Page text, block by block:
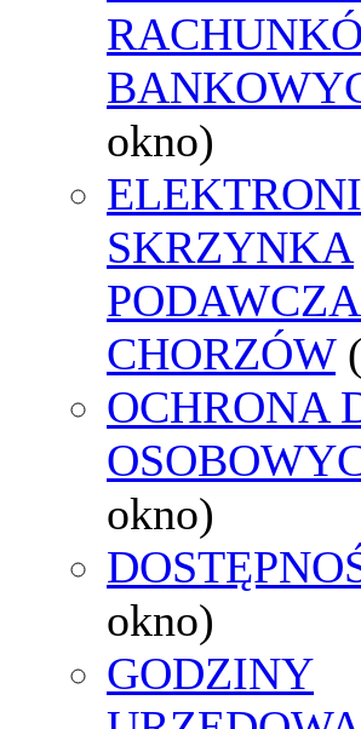
okno)
SKRZYNKA
CHORZÓW
OCHRONA
okno)
okno)
GODZINY